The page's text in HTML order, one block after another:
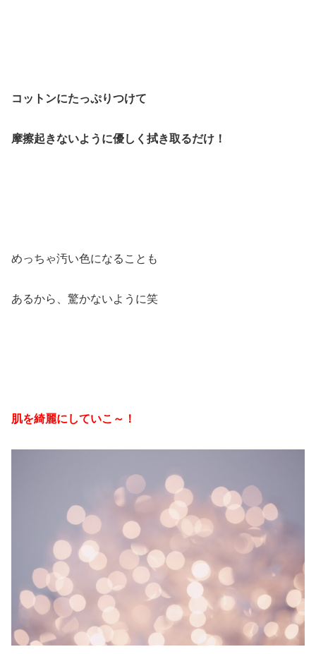
コットンにたっぷりつけて
摩擦起きないように優しく拭き取るだけ！
めっちゃ汚い色になることも
あるから、驚かないように笑
肌を綺麗にしていこ～！